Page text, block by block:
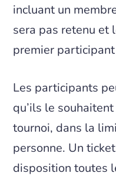
incluant un
sera pas retenu et
premier
Les participants
qu’ils le
tournoi, dans la
personne. Un
disposition toutes